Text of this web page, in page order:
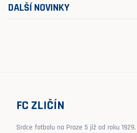
DALŠÍ NOVINKY
FC ZLIČÍN
Srdce fotbalu na Praze 5 již od roku